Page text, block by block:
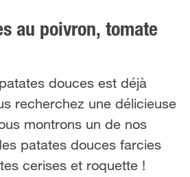
au poivron, tomate
douces est déjà
recherchez une délicieuse
montrons un de nos
patates douces farcies
cerises et roquette !